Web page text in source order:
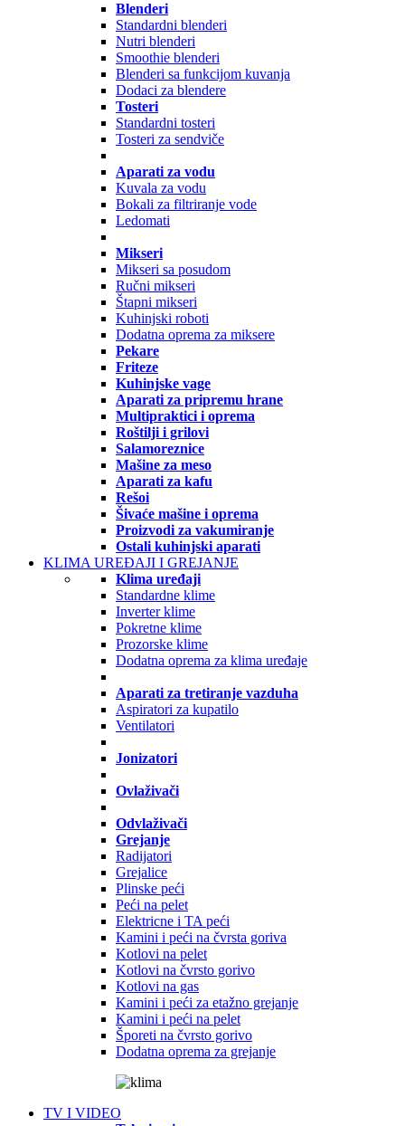
Blenderi
Standardni blenderi
Nutri blenderi
Smoothie blenderi
Blenderi sa funkcijom kuvanja
Dodaci za blendere
Tosteri
Standardni tosteri
Tosteri za sendviče
Aparati za vodu
Kuvala za vodu
Bokali za filtriranje vode
Ledomati
Mikseri
Mikseri sa posudom
Ručni mikseri
Štapni mikseri
Kuhinjski roboti
Dodatna oprema za miksere
Pekare
Friteze
Kuhinjske vage
Aparati za pripremu hrane
Multipraktici i oprema
Roštilji i grilovi
Salamoreznice
Mašine za meso
Aparati za kafu
Rešoi
Šivaće mašine i oprema
Proizvodi za vakumiranje
Ostali kuhinjski aparati
KLIMA UREĐAJI I GREJANJE
Klima uređaji
Standardne klime
Inverter klime
Pokretne klime
Prozorske klime
Dodatna oprema za klima uređaje
Aparati za tretiranje vazduha
Aspiratori za kupatilo
Ventilatori
Jonizatori
Ovlaživači
Odvlaživači
Grejanje
Radijatori
Grejalice
Plinske peći
Peći na pelet
Elektricne i TA peći
Kamini i peći na čvrsta goriva
Kotlovi na pelet
Kotlovi na čvrsto gorivo
Kotlovi na gas
Kamini i peći za etažno grejanje
Kamini i peći na pelet
Šporeti na čvrsto gorivo
Dodatna oprema za grejanje
TV I VIDEO